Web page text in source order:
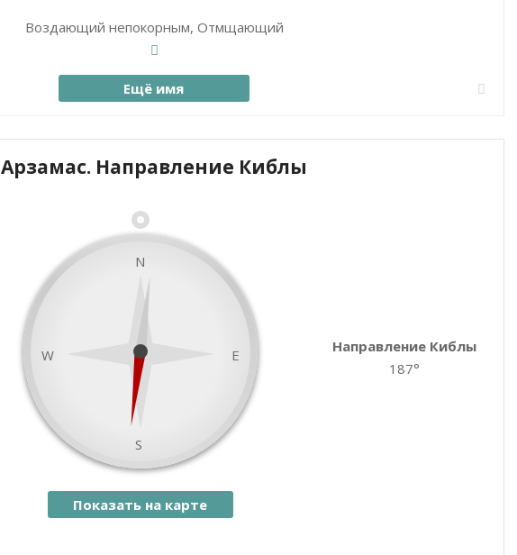
Воздающий непокорным, Отмщающий
Ещё имя
Арзамас. Направление Киблы
N
E
W
S
Направление Киблы
187°
Показать на карте